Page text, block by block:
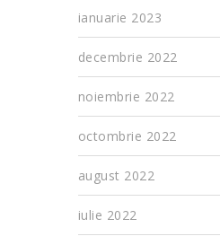
ianuarie 2023
decembrie 2022
noiembrie 2022
octombrie 2022
august 2022
iulie 2022